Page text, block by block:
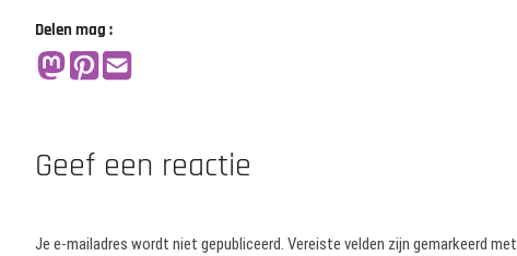
Delen mag :
Geef een reactie
Je e-mailadres wordt niet gepubliceerd. Vereiste velden zijn gemarkeerd met